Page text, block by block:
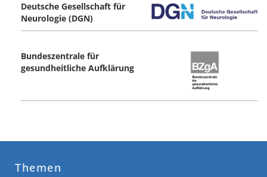
Deutsche Gesellschaft für
Neurologie (DGN)
Bundeszentrale für
gesundheitliche Aufklärung
Themen